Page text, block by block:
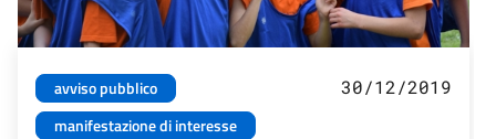
avviso pubblico
manifestazione di interesse
30/12/2019